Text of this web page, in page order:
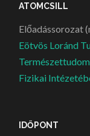
ATOMCSILL
Előadássorozat
Eötvös Loránd
Fizikai
IDŐPONT